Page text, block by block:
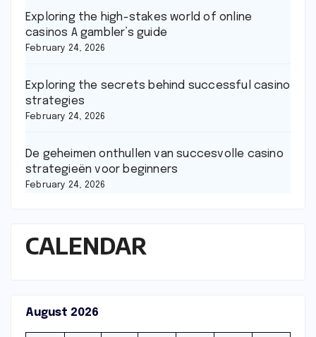
Exploring the high-stakes world of online
casinos A gambler’s guide
February 24, 2026
Exploring the secrets behind successful casino
strategies
February 24, 2026
De geheimen onthullen van succesvolle casino
strategieën voor beginners
February 24, 2026
CALENDAR
August 2026